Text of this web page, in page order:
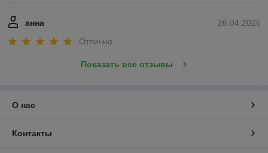
26.04.2026
анна
Отлично
Показать все отзывы
О нас
Контакты